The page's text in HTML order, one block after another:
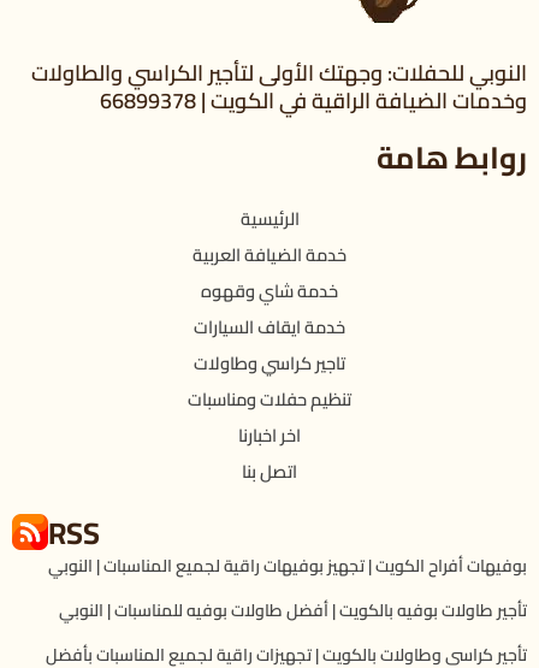
النوبي للحفلات: وجهتك الأولى لتأجير الكراسي والطاولات
وخدمات الضيافة الراقية في الكويت | 66899378
روابط هامة
الرئيسية
خدمة الضيافة العربية
خدمة شاي وقهوه
خدمة ايقاف السيارات
تاجير كراسي وطاولات
تنظيم حفلات ومناسبات
اخر اخبارنا
اتصل بنا
RSS
بوفيهات أفراح الكويت | تجهيز بوفيهات راقية لجميع المناسبات | النوبي
تأجير طاولات بوفيه بالكويت | أفضل طاولات بوفيه للمناسبات | النوبي
تأجير كراسى وطاولات بالكويت | تجهيزات راقية لجميع المناسبات بأفضل